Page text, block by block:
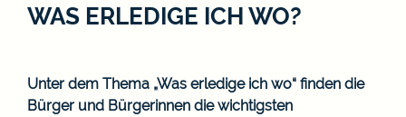
WAS ERLEDIGE ICH WO?
Unter dem Thema „Was erledige ich wo“ finden die
Bürger und Bürgerinnen die wichtigsten